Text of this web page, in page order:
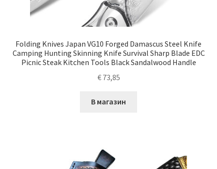
Folding Knives Japan VG10 Forged Damascus Steel Knife
Camping Hunting Skinning Knife Survival Sharp Blade EDC
Picnic Steak Kitchen Tools Black Sandalwood Handle
€73,85
В магазин